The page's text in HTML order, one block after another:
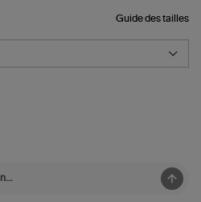
Guide des tailles